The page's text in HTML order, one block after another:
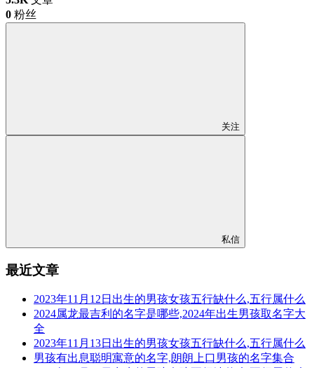
0 粉丝
关注
私信
最近文章
2023年11月12日出生的男孩女孩五行缺什么,五行属什么
2024属龙最吉利的名字是哪些,2024年出生男孩取名字大
全
2023年11月13日出生的男孩女孩五行缺什么,五行属什么
男孩有出息聪明寓意的名字,朗朗上口男孩的名字集合